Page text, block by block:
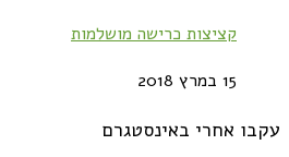
קציצות כרישה מושלמות
15 במרץ 2018
עקבו אחרי באינסטגרם